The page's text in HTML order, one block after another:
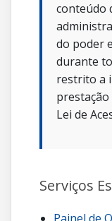
conteúdo
do poder
durante
restrito a
prestação
Lei de
Serviços